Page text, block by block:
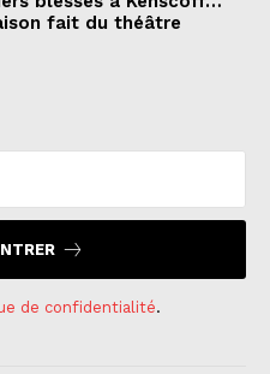
fait du théâtre
de confidentialité.